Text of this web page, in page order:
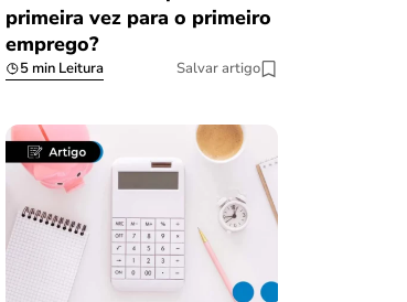
primeira vez para o primeiro
emprego?
5 min Leitura Salvar artigo